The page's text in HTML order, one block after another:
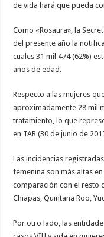
de vida hará que pueda
Como «Rosaura», la
del presente año la
cuales 31 mil 474 (62%)
años de edad.
Respecto a las mujeres
aproximadamente 28 mil
tratamiento, lo que
en TAR (30 de junio de
Las incidencias
femenina son más altas
comparación con el resto
Chiapas, Quintana Roo,
Por otro lado, las